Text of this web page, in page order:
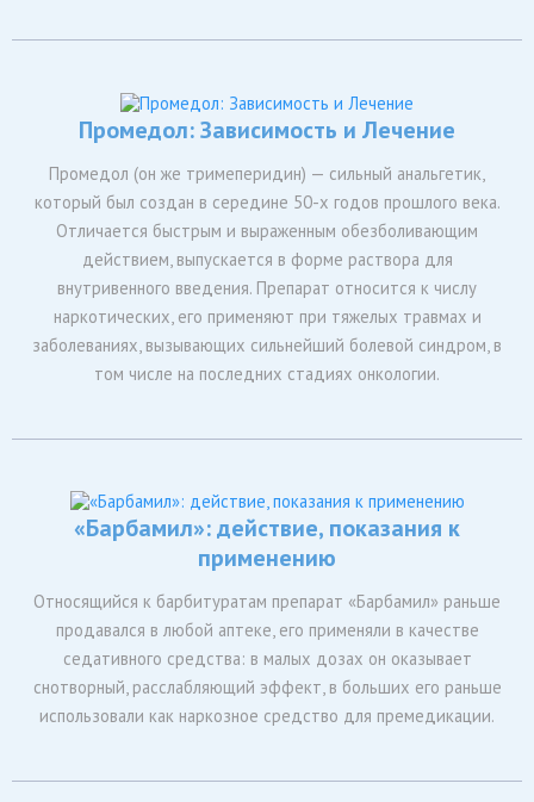
Промедол: Зависимость и Лечение
Промедол (он же тримеперидин) — сильный анальгетик,
который был создан в середине 50-х годов прошлого века.
Отличается быстрым и выраженным обезболивающим
действием, выпускается в форме раствора для
внутривенного введения. Препарат относится к числу
наркотических, его применяют при тяжелых травмах и
заболеваниях, вызывающих сильнейший болевой синдром, в
том числе на последних стадиях онкологии.
«Барбамил»: действие, показания к
применению
Относящийся к барбитуратам препарат «Барбамил» раньше
продавался в любой аптеке, его применяли в качестве
седативного средства: в малых дозах он оказывает
снотворный, расслабляющий эффект, в больших его раньше
использовали как наркозное средство для премедикации.